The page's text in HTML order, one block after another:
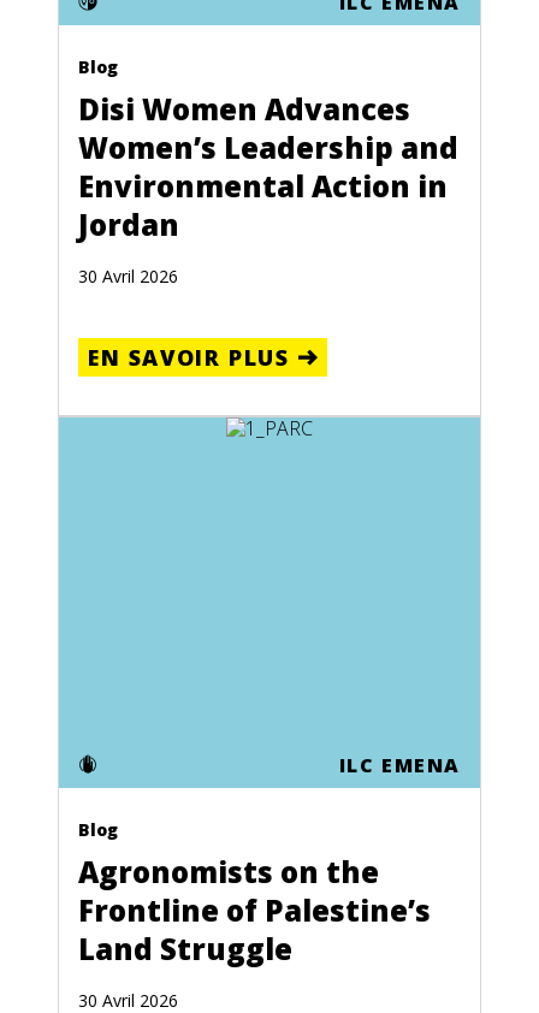
Blog
Disi Women Advances
Women’s Leadership and
Environmental Action in
Jordan
30 Avril 2026
EN SAVOIR PLUS
ILC EMENA
Blog
Agronomists on the
Frontline of Palestine’s
Land Struggle
30 Avril 2026